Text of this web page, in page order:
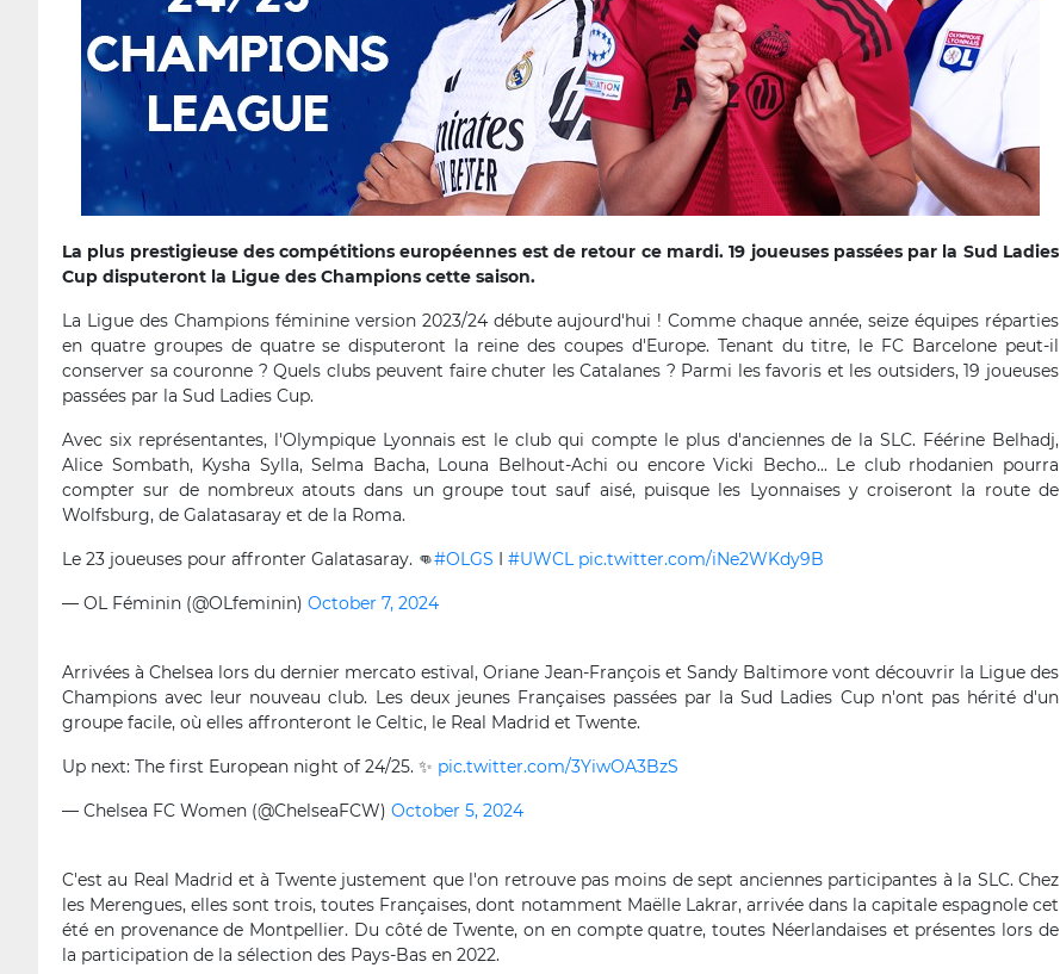
La plus prestigieuse des compétitions européennes est de retour ce mardi. 19 joueuses passées par la Sud Ladies
Cup disputeront la Ligue des Champions cette saison.
La Ligue des Champions féminine version 2023/24 débute aujourd'hui ! Comme chaque année, seize équipes réparties
en quatre groupes de quatre se disputeront la reine des coupes d'Europe. Tenant du titre, le FC Barcelone peut-il
conserver sa couronne ? Quels clubs peuvent faire chuter les Catalanes ? Parmi les favoris et les outsiders, 19 joueuses
passées par la Sud Ladies Cup.
Avec six représentantes, l'Olympique Lyonnais est le club qui compte le plus d'anciennes de la SLC. Féérine Belhadj,
Alice Sombath, Kysha Sylla, Selma Bacha, Louna Belhout-Achi ou encore Vicki Becho... Le club rhodanien pourra
compter sur de nombreux atouts dans un groupe tout sauf aisé, puisque les Lyonnaises y croiseront la route de
Wolfsburg, de Galatasaray et de la Roma.
Le 23 joueuses pour affronter Galatasaray. 👊#OLGS I #UWCL pic.twitter.com/iNe2WKdy9B
— OL Féminin (@OLfeminin) October 7, 2024
Arrivées à Chelsea lors du dernier mercato estival, Oriane Jean-François et Sandy Baltimore vont découvrir la Ligue des
Champions avec leur nouveau club. Les deux jeunes Françaises passées par la Sud Ladies Cup n'ont pas hérité d'un
groupe facile, où elles affronteront le Celtic, le Real Madrid et Twente.
Up next: The first European night of 24/25. ✨ pic.twitter.com/3YiwOA3BzS
— Chelsea FC Women (@ChelseaFCW) October 5, 2024
C'est au Real Madrid et à Twente justement que l'on retrouve pas moins de sept anciennes participantes à la SLC. Chez
les Merengues, elles sont trois, toutes Françaises, dont notamment Maëlle Lakrar, arrivée dans la capitale espagnole cet
été en provenance de Montpellier. Du côté de Twente, on en compte quatre, toutes Néerlandaises et présentes lors de
la participation de la sélection des Pays-Bas en 2022.